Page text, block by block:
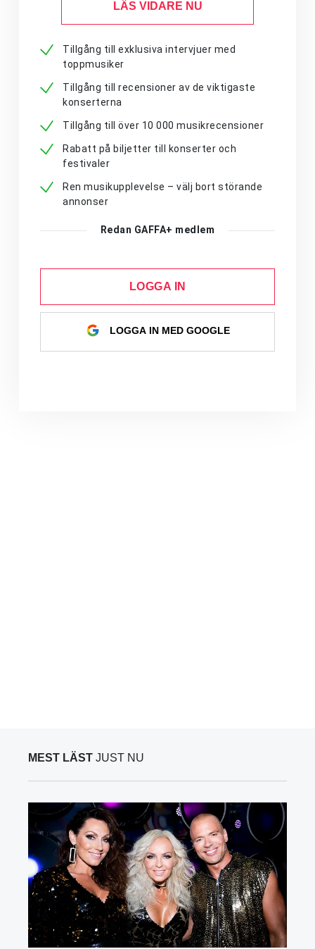
LÄS VIDARE NU
Tillgång till exklusiva intervjuer med
toppmusiker
Tillgång till recensioner av de viktigaste
konserterna
Tillgång till över 10 000 musikrecensioner
Rabatt på biljetter till konserter och
festivaler
Ren musikupplevelse – välj bort störande
annonser
Redan GAFFA+ medlem
LOGGA IN
LOGGA IN MED GOOGLE
MEST LÄST JUST NU